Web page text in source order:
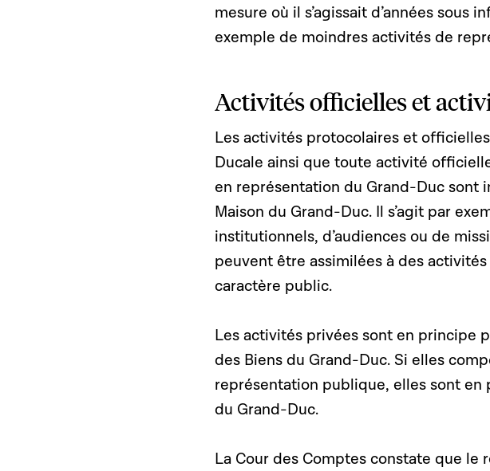
mesure où il s’agissait d’années sous
exemple de moindres activités de
Activités officielles et
Les activités protocolaires et
Ducale ainsi que toute activité
en représentation du Grand-Duc sont
Maison du Grand-Duc. Il s’agit par
institutionnels, d’audiences ou de
peuvent être assimilées à des
caractère public.
Les activités privées sont en principe
des Biens du Grand-Duc. Si elles
représentation publique, elles sont en
du Grand-Duc.
La Cour des Comptes constate que